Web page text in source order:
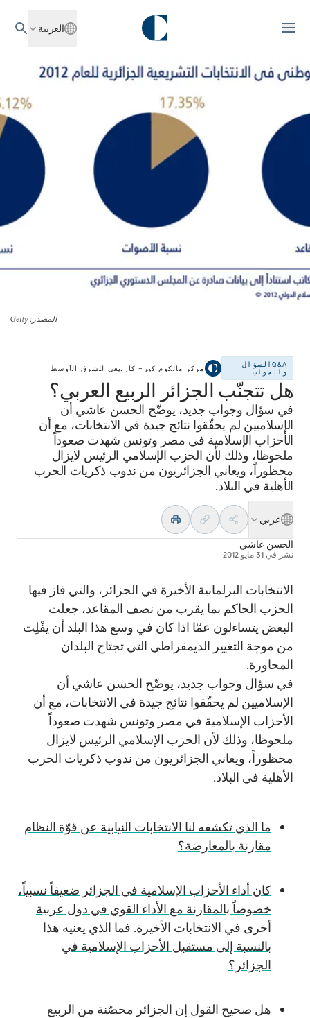
العربية
المصدر : Getty
Q&Aالسؤال
والجواب
مركز مالكوم كير– كارنيغي للشرق الأوسط
هل تتجنّب الجزائر الربيع العربي؟
في سؤال وجواب جديد، يوضّح الحسن عاشي أن
الإسلاميين لم يحقّقوا نتائج جيدة في الانتخابات، مع أن
الأحزاب الإسلامية في مصر وتونس شهدت صعوداً
ملحوظا، وذلك لأن الحزب الإسلامي الرئيس لايزال
محظوراً، ويعاني الجزائريون من ندوب ذكريات الحرب
الأهلية في البلاد.
عربي
الحسن عاشي
نشر في 31 مايو 2012
الانتخابات البرلمانية الأخيرة في الجزائر، والتي فاز فيها
الحزب الحاكم بما يقرب من نصف المقاعد، جعلت
البعض يتساءلون عمّا اذا كان في وسع هذا البلد أن يفْلِت
من موجة التغيير الديمقراطي التي تجتاح البلدان
المجاورة.
في سؤال وجواب جديد، يوضّح الحسن عاشي أن
الإسلاميين لم يحقّقوا نتائج جيدة في الانتخابات، مع أن
الأحزاب الإسلامية في مصر وتونس شهدت صعوداً
ملحوظا، وذلك لأن الحزب الإسلامي الرئيس لايزال
محظوراً، ويعاني الجزائريون من ندوب ذكريات الحرب
الأهلية في البلاد.
ما الذي تكشفه لنا الانتخابات النيابية عن قوّة النظام
مقارنة بالمعارضة؟
كان أداء الأحزاب الإسلامية في الجزائر ضعيفاً نسبياً،
خصوصاً بالمقارنة مع الأداء القوي في دول عربية
أخرى في الانتخابات الأخيرة. فما الذي يعنيه هذا
بالنسبة إلى مستقبل الأحزاب الإسلامية في
الجزائر؟
هل صحيح القول إن الجزائر محصّنة من الربيع